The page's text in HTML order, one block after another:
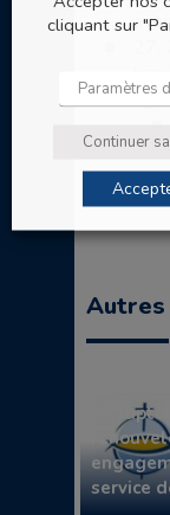
Autres
de
service
cliquant sur
Paramètres
Continuer